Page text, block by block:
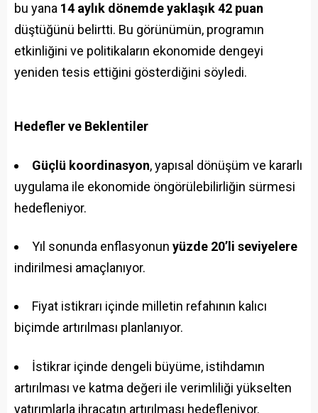
bu yana 14 aylık dönemde yaklaşık 42 puan
düştüğünü belirtti. Bu görünümün, programın
etkinliğini ve politikaların ekonomide dengeyi
yeniden tesis ettiğini gösterdiğini söyledi.
Hedefler ve Beklentiler
Güçlü koordinasyon, yapısal dönüşüm ve kararlı
uygulama ile ekonomide öngörülebilirliğin sürmesi
hedefleniyor.
Yıl sonunda enflasyonun yüzde 20’li seviyelere
indirilmesi amaçlanıyor.
Fiyat istikrarı içinde milletin refahının kalıcı
biçimde artırılması planlanıyor.
İstikrar içinde dengeli büyüme, istihdamın
artırılması ve katma değeri ile verimliliği yükselten
yatırımlarla ihracatın artırılması hedefleniyor.